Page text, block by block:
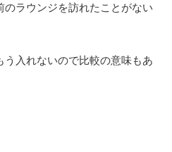
のラウンジを訪れたことがない
入れないので比較の意味もあ